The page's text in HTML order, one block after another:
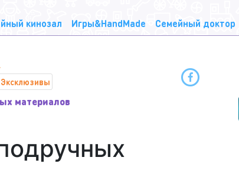
кинозал Игры&HandMade Семейный доктор
Эксклюзивы
материалов